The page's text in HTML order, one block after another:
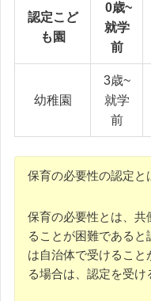
認定こど
も園
0歳~
就学
前
幼稚園
3歳~
就学
前
保育の必要性の認定と
保育の必要性とは、
ることが困難である
は自治体で受けるこ
る場合は、認定を受け